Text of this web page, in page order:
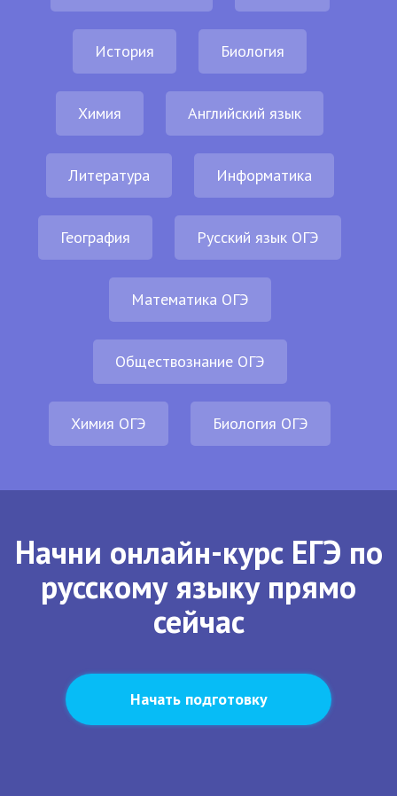
История Биология
Химия Английский язык
Литература Информатика
География Русский язык ОГЭ
Математика ОГЭ
Обществознание ОГЭ
Химия ОГЭ Биология ОГЭ
Начни онлайн-курс ЕГЭ по
русскому языку прямо
сейчас
Начать подготовку